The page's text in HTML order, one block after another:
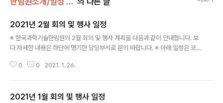
2021년 2월 회의 및 행사 일정
※ 한국과학기술한림원의 2월 회의 및 행사 계획을 다음과 같이 안내합니다. 보
다 자세한 내용은 하단에 명기한 담당부서로 문의 바랍니다. ※ 아래 일정은 코
있습니다. ○ 2020년도 '에쓰오일 과학문화재단 시상식' - 일시: 2. 16.(화) 11:
※ 기획예산팀: 031-710-4602 ○ 제182회 한림원탁토론회 - 주제: 세계대
0 0 2021. 1. 26.
2021년 1월 회의 및 행사 일정